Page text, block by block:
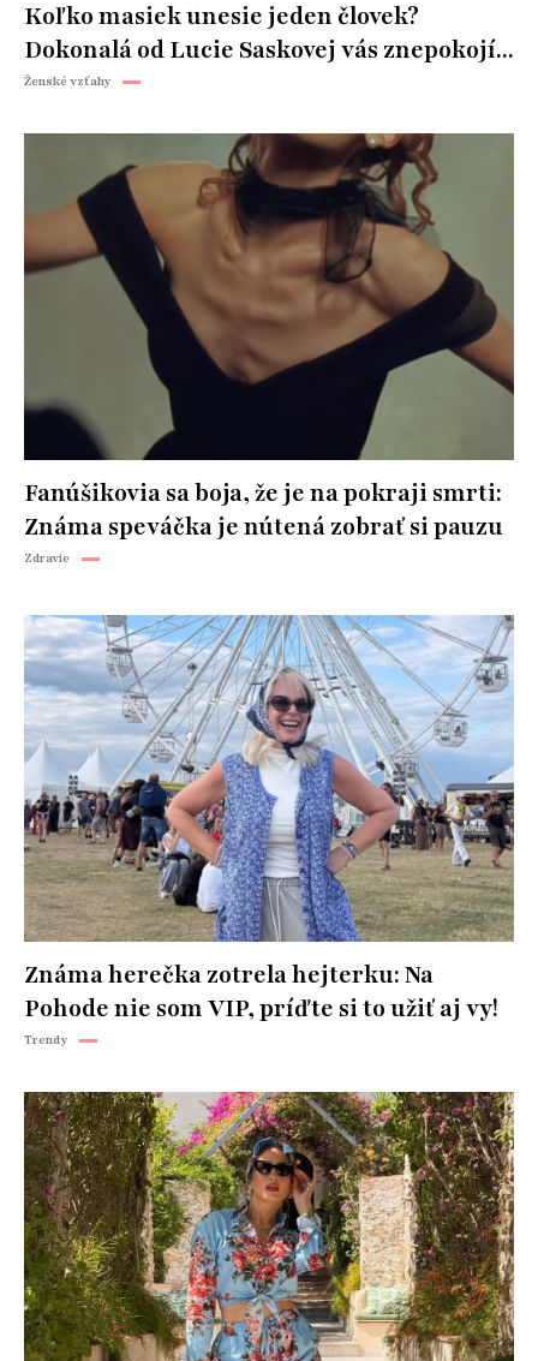
Koľko masiek unesie jeden človek?
Dokonalá od Lucie Saskovej vás znepokojí...
Ženské vzťahy
Fanúšikovia sa boja, že je na pokraji smrti:
Známa speváčka je nútená zobrať si pauzu
Zdravie
Známa herečka zotrela hejterku: Na
Pohode nie som VIP, príďte si to užiť aj vy!
Trendy